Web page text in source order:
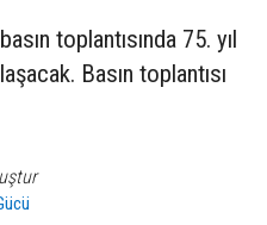
toplantısında 75. yıl
Basın toplantısı